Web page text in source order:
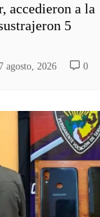
accedieron a la
5
7 agosto, 2026 0